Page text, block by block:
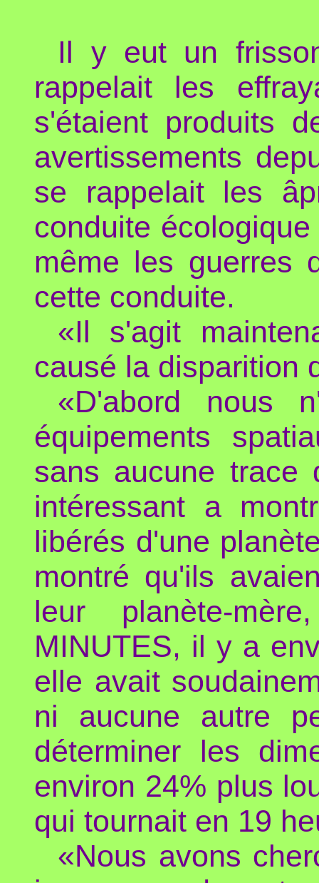
Il y eut un
rappelait les
s'étaient produits
avertissements
se rappelait les
conduite
même les guerres
cette conduite.
«Il s'agit
causé la disparition
«D'abord nous
équipements
sans aucune trace
intéressant a
libérés d'une
montré qu'ils
leur planète-
MINUTES, il y a
elle avait
ni aucune autre
déterminer les
environ 24% plus
qui tournait en 19
«Nous avons